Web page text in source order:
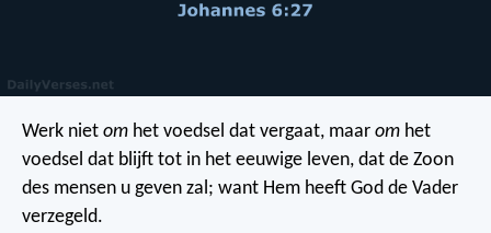
Werk niet om het voedsel dat vergaat, maar om het
voedsel dat blijft tot in het eeuwige leven, dat de Zoon
des mensen u geven zal; want Hem heeft God de Vader
verzegeld.